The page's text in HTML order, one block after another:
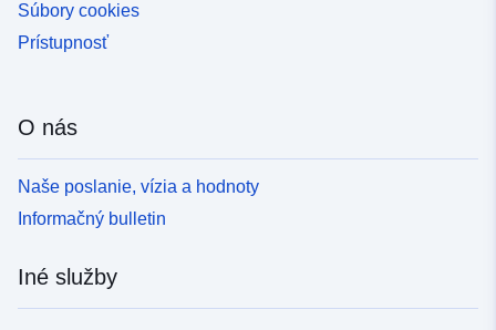
Súbory cookies
Prístupnosť
O nás
Naše poslanie, vízia a hodnoty
Informačný bulletin
Iné služby